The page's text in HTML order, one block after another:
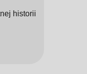
historii